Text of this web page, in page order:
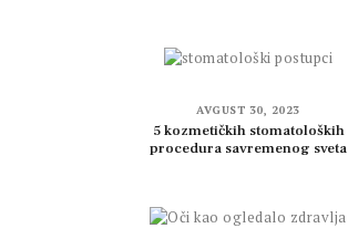
AVGUST 30, 2023
5 kozmetičkih stomatoloških
procedura savremenog sveta